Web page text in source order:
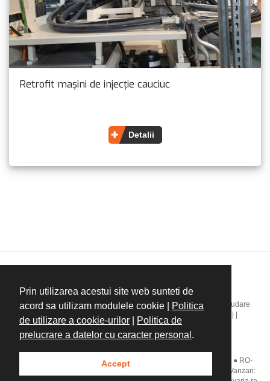
Prin utilizarea acestui site web sunteti de
acord sa utilizam modulele cookie |
Politica
de utilizare a cookie-urilor
Politica de
prelucrare a datelor cu caracter personal .
Accept
Retrofit mașini de injecție cauciuc
Detalii
Home| Companie|Mașini de injecție mase plastice|Masini extrudare
mase plastice
Injecție cauciuc |Servicii Noutăți
Politica cookies|Politica GDPR|Sitemap
Plastics Bavaria Equipment & Systems srl ● Str. Iancu Jianu nr. 26 ● RO-
+40 268 412 559
● Fax: +40 268 476 788 ● Vanzari: